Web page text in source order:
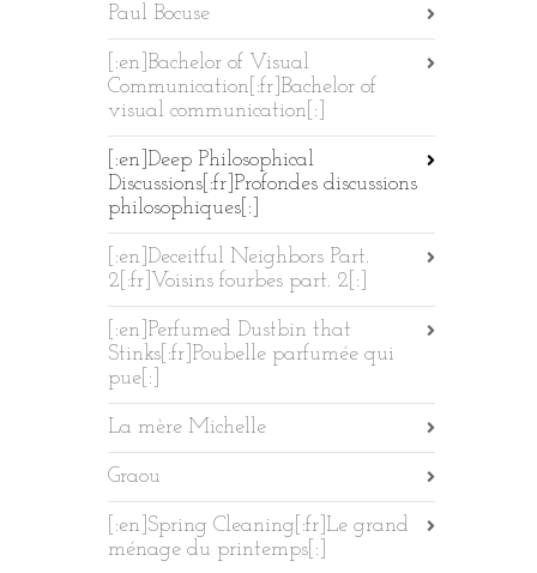
Paul Bocuse
[:en]Bachelor of Visual
Communication[:fr]Bachelor of
visual communication[:]
[:en]Deep Philosophical
Discussions[:fr]Profondes discussions
philosophiques[:]
[:en]Deceitful Neighbors Part.
2[:fr]Voisins fourbes part. 2[:]
[:en]Perfumed Dustbin that
Stinks[:fr]Poubelle parfumée qui
pue[:]
La mère Michelle
Graou
[:en]Spring Cleaning[:fr]Le grand
ménage du printemps[:]